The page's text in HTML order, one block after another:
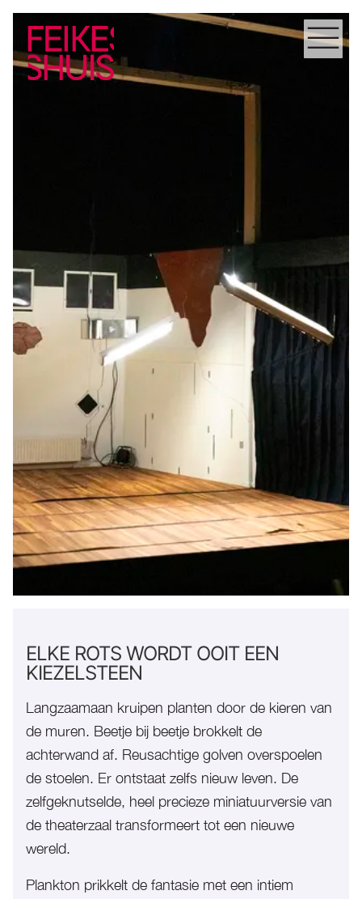
ELKE ROTS WORDT OOIT EEN
KIEZELSTEEN
Langzaamaan kruipen planten door de kieren van
de muren. Beetje bij beetje brokkelt de
achterwand af. Reusachtige golven overspoelen
de stoelen. Er ontstaat zelfs nieuw leven. De
zelfgeknutselde, heel precieze miniatuurversie van
de theaterzaal transformeert tot een nieuwe
wereld.
Plankton prikkelt de fantasie met een intiem